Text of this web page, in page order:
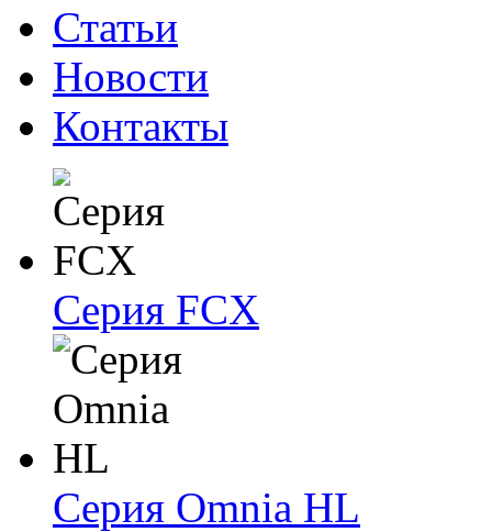
Статьи
Новости
Контакты
Серия FCX
Серия Omnia HL